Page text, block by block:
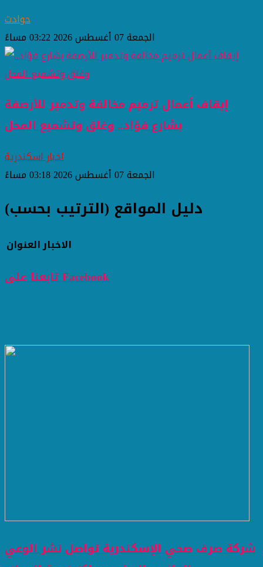
حوادث
الجمعة 07 أغسطس 2026 03:22 مساءً
إيقاف أعمال ترميم مخالفة وتدمير للأرصفة
بشارع فؤاد.. وغلق وتشميع المحل
اخبار اسكندرية
الجمعة 07 أغسطس 2026 03:18 مساءً
دليل المواقع (الترتيب بحسب)
العنوانالاخبار
تابعنا على Facebook
شركة صرف صحي الإسكندرية تواصل نشر الوعي